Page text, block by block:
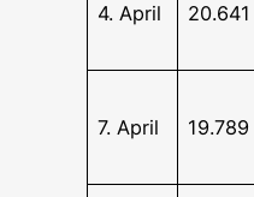
4. April 20.641
7. April 19.789